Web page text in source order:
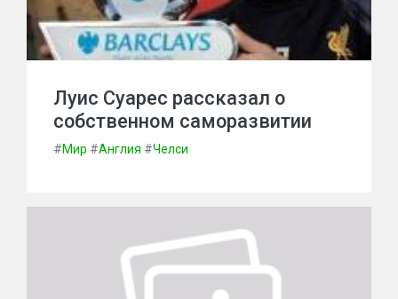
Луис Суарес рассказал о
собственном саморазвитии
#Мир #Англия #Челси